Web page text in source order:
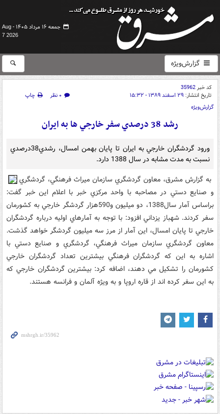
جمعه ۱۶ مرداد ۱۴۰۵ -
Aug
7 2026
گزارش‌ویژه
کد خبر35962
تاریخ انتشار: ۲۹ اسفند ۱۳۸۹ - ۱۵:۳۲ ۰ نظر
چاپ
گزارش‌ویژه
رشد 38 درصدي سفر خارجي ها به ايران
ورود گردشگران خارجي به ايران تا پايان بهمن امسال، رشدي38درصدي
نسبت به مدت مشابه در سال 1388 دارد.
به گزارش مشرق، معاون گردشگري سازمان ميراث فرهنگي، گردشگري
و صنايع دستي در مصاحبه با واحد مرکزي خبر با اعلام اين خبر گفت:
براساس آمار سال1388،‌ دو ميليون و590هزار گردشگر خارجي به کشورمان
سفر کردند. شهباز يزداني افزود: با توجه به آمارهاي اوليه درباره گردشگران
خارجي تا پايان امسال، اين آمار از مرز سه ميليون گردشگر خواهد گذشت.
معاون گردشگري سازمان ميراث فرهنگي، گردشگري و صنايع دستي با
اشاره به اين که گردشگران فرهنگي بيشترين تعداد گردشگران خارجي
کشورمان را تشکيل مي دهند، اضافه کرد: بيشترين گردشگران خارجي که
به اين سفر کرده اند از قاره اروپا و به ويژه آلمان و فرانسه هستند.